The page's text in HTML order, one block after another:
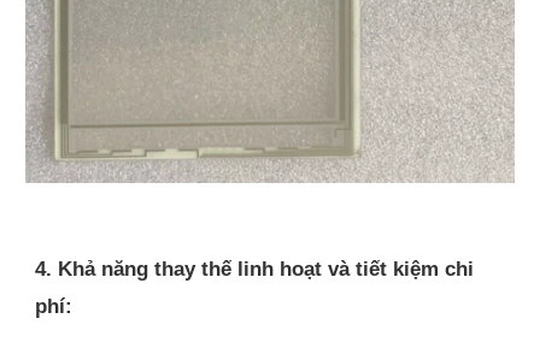
4. Khả năng thay thế linh hoạt và tiết kiệm chi
phí: